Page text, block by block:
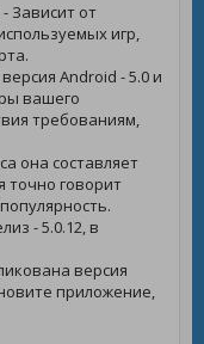
Зависит от
игр,
Android - 5.0 и
вашего
требованиям,
она составляет
точно говорит
- 5.0.12, в
версия
приложение,